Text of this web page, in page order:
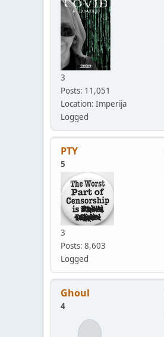
3
Posts: 11,051
Location: Imperija
Logged
PTY
5
3
Posts: 8,603
Logged
Ghoul
4